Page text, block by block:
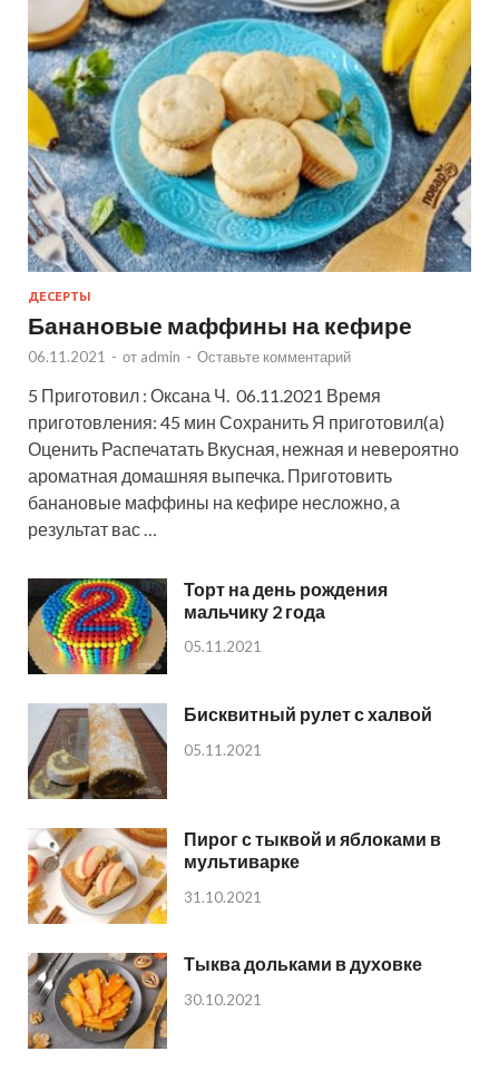
ДЕСЕРТЫ
Банановые маффины на кефире
06.11.2021 - от admin - Оставьте комментарий
5 Приготовил : Оксана Ч. 06.11.2021 Время
приготовления: 45 мин Сохранить Я приготовил(а)
Оценить Распечатать Вкусная, нежная и невероятно
ароматная домашняя выпечка. Приготовить
банановые маффины на кефире несложно, а
результат вас …
Торт на день рождения
мальчику 2 года
05.11.2021
Бисквитный рулет с халвой
05.11.2021
Пирог с тыквой и яблоками в
мультиварке
31.10.2021
Тыква дольками в духовке
30.10.2021